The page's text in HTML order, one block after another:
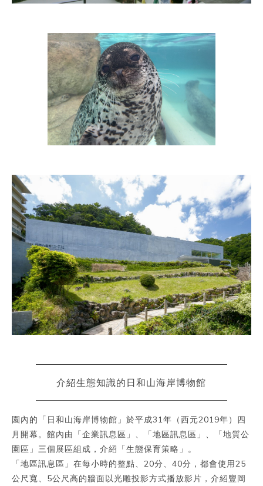
介紹生態知識的日和山海岸博物館
園內的「日和山海岸博物館」於平成31年（西元2019年）四
月開幕。館內由「企業訊息區」、「地區訊息區」、「地質公
園區」三個展區組成，介紹「生態保育策略」。
「地區訊息區」在每小時的整點、20分、40分，都會使用25
公尺寬、5公尺高的牆面以光雕投影方式播放影片，介紹豐岡